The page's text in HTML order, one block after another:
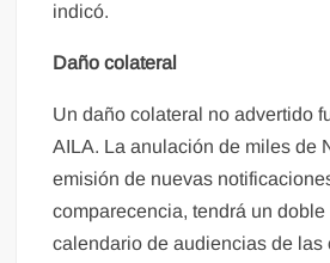
indicó.
Daño colateral
Un daño colateral no advertido
AILA. La anulación de miles de
emisión de nuevas
comparecencia, tendrá un
calendario de audiencias de las